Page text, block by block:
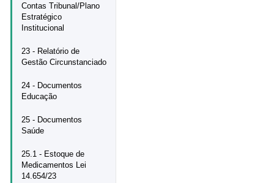
Contas Tribunal/Plano
Estratégico
Institucional
23 - Relatório de
Gestão Circunstanciado
24 - Documentos
Educação
25 - Documentos
Saúde
25.1 - Estoque de
Medicamentos Lei
14.654/23